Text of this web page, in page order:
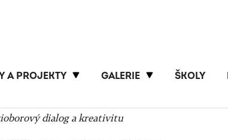
A PROJEKTY GALERIE ŠKOLY
dialog a kreativitu